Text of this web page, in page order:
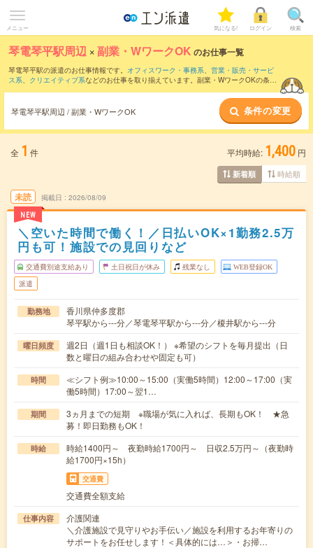
メニュー 気になる! ログイン 検索
琴電琴平駅周辺 ×副業・WワークOK のお仕事一覧
琴電琴平駅の派遣のお仕事情報です。 オフィスワーク・事務系、 営業・販売・サービ
ス系、 クリエイティブ系などのお仕事を取り揃えています。副業・WワークOKの条件
琴電琴平駅周辺 / 副業・WワークOK 条件の変更
全 1 件 平均時給: 1,400 円
新着順 時給順
未読
NEW
掲載日 2026/08/09
＼空いた時間で働く！／日払いOK×1勤務2.5万
円も可！施設での見回りなど
交通費別途支給あり 土日祝日が休み 残業なし WEB登録OK
派遣
勤務地
香川県仲多度郡
琴平駅から---分／琴電琴平駅から---分／榎井駅から---分
曜日頻度
週2日（週1日も相談OK！） ※希望のシフトを毎月提出（日
数と曜日の組み合わせや固定も可）
時間
≪シフト例≫10:00～15:00（実働5時間）12:00～17:00（実
働5時間）17:00～翌1…
期間
3ヵ月までの短期 ※職場が気に入れば、長期もOK！ ★急
募！即日勤務もOK！
時給
時給1400円～ 夜勤時給1700円～ 日収2.5万円～（夜勤時
給1700円×15h）
交通費
交通費全額支給
仕事内容
介護関連
＼介護施設で見守りやお手伝い／施設を利用するお年寄りの
サポートをお任せします！＜具体的には…＞・お掃…